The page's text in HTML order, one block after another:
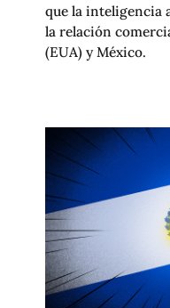
que la inteligencia
la relación
(EUA) y México.